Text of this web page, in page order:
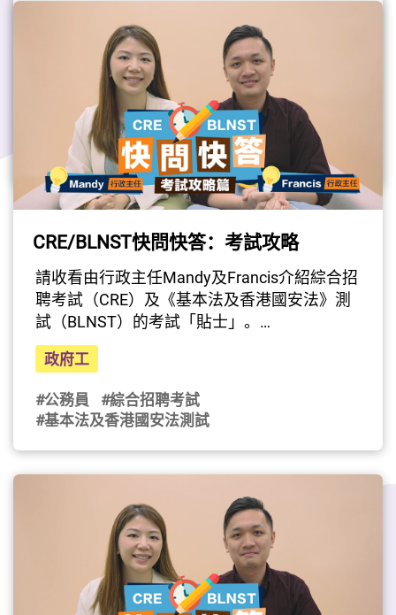
港時間）透過公務員事務局網頁
（ www.csb.gov.hk/chi/cre.html ）的網上申請
系統遞交申請。注意：以郵寄、傳真或電郵方
式遞交的申請將不獲處理。查詢 ：電
話： (852) 2537 6429 / 電郵：
csbcseu@csb.gov.hk請瀏覽公務員事務局網頁
（www.csb.gov.hk/chi/cre.html）查閱有關詳
情。
聘考試（CRE）及《基本法及香港國安法》測
試（BLNST）的試後注意事項。
（影片由公務員事務局提供）
#公務員
#綜合招聘考試
#基本法及香港國安法測試
CRE/BLNST快問快答：考試攻略
請收看由行政主任Mandy及Francis介紹綜合招
聘考試（CRE）及《基本法及香港國安法》測
試（BLNST）的考試「貼士」。
（影片由公務員事務局提供）
政府工
#公務員
#綜合招聘考試
#基本法及香港國安法測試